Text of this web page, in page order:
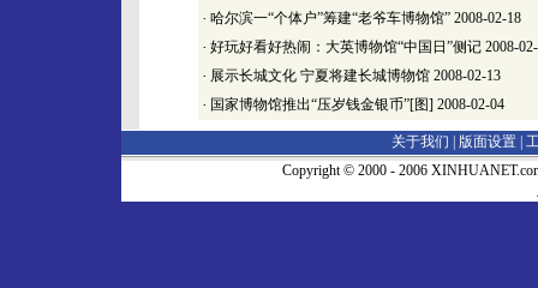
· 哈尔滨一“个体户”筹建“老爷车博物馆” 2008-02-18
· 好玩好看好热闹：大英博物馆“中国日”侧记 2008-
· 展示长城文化 宁夏将建长城博物馆 2008-02-13
· 国家博物馆推出“压岁钱金银币”[图] 2008-02-04
关于我们 | 版面设置
Copyright © 2000 - 2006